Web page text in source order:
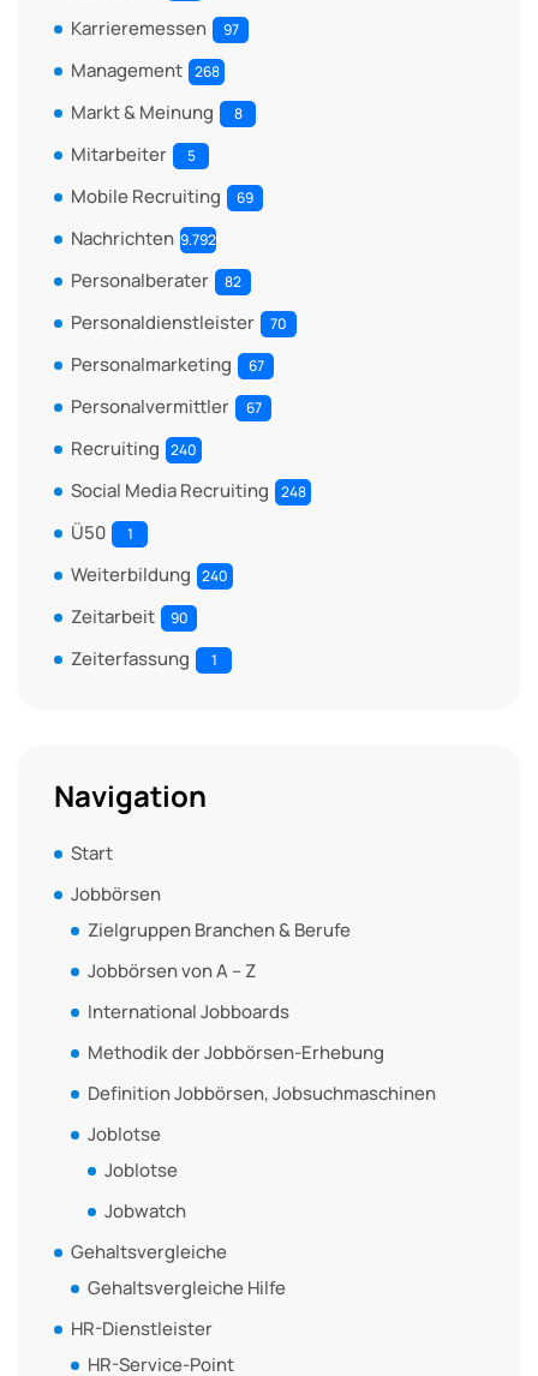
Karrieremessen 97
Management 268
Markt & Meinung 8
Mitarbeiter 5
Mobile Recruiting 69
Nachrichten 9.792
Personalberater 82
Personaldienstleister 70
Personalmarketing 67
Personalvermittler 67
Recruiting 240
Social Media Recruiting 248
Ü50 1
Weiterbildung 240
Zeitarbeit 90
Zeiterfassung 1
Navigation
Start
Jobbörsen
Zielgruppen Branchen & Berufe
Jobbörsen von A – Z
International Jobboards
Methodik der Jobbörsen-Erhebung
Definition Jobbörsen, Jobsuchmaschinen
Joblotse
Joblotse
Jobwatch
Gehaltsvergleiche
Gehaltsvergleiche Hilfe
HR-Dienstleister
HR-Service-Point